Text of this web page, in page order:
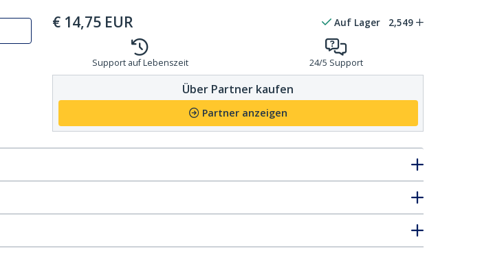
€ 14,75 EUR Auf Lager 2,549
Support auf Lebenszeit 24/5 Support
Über Partner kaufen
Partner anzeigen